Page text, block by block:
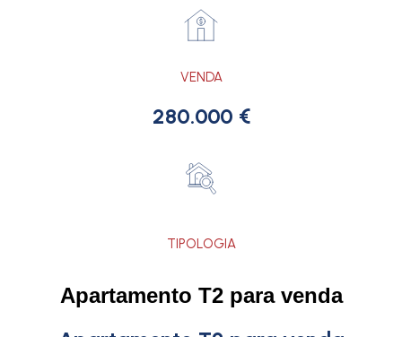
VENDA
280.000 €
TIPOLOGIA
Apartamento T2 para venda